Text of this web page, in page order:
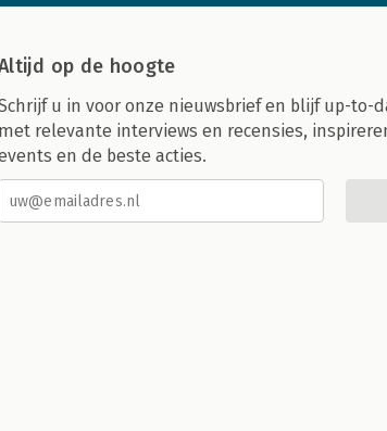
op de hoogte
u in voor onze nieuwsbrief en blijf up-to-
met relevante interviews en recensies,
en de beste acties.